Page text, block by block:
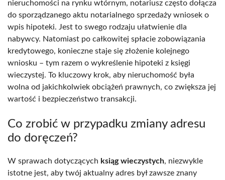
nieruchomości na rynku wtórnym, notariusz często dołącza
do sporządzanego aktu notarialnego sprzedaży wniosek o
wpis hipoteki. Jest to swego rodzaju ułatwienie dla
nabywcy. Natomiast po całkowitej spłacie zobowiązania
kredytowego, konieczne staje się złożenie kolejnego
wniosku – tym razem o wykreślenie hipoteki z księgi
wieczystej. To kluczowy krok, aby nieruchomość była
wolna od jakichkolwiek obciążeń prawnych, co zwiększa jej
wartość i bezpieczeństwo transakcji.
Co zrobić w przypadku zmiany adresu
do doręczeń?
W sprawach dotyczących ksiąg wieczystych, niezwykle
istotne jest, aby twój aktualny adres był zawsze znany